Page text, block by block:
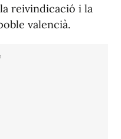
reivindicació i la
valencià.